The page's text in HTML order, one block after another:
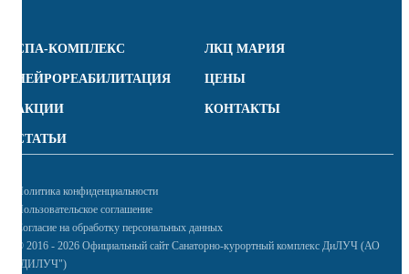
СПА-КОМПЛЕКС ЛКЦ МАРИЯ
НЕЙРОРЕАБИЛИТАЦИЯ ЦЕНЫ
АКЦИИ КОНТАКТЫ
СТАТЬИ
Политика конфиденциальности
Пользовательское соглашение
Согласие на обработку персональных данных
© 2016 - 2026 Официальный сайт Санаторно-курортный комплекс ДиЛУЧ (АО
"ДИЛУЧ")